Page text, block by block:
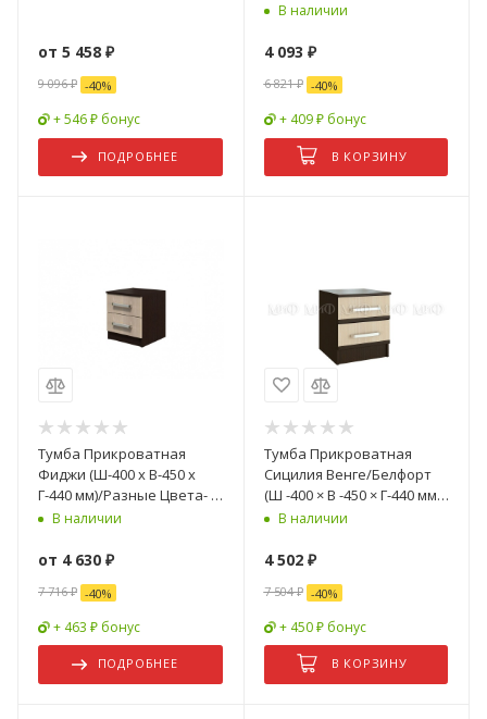
от 5 458 ₽
9 096 ₽ -40%
+ 546 ₽ бонус
ПОДРОБНЕЕ
В наличии
4 093 ₽
6 821₽ -40%
+ 409 ₽ бонус
В КОРЗИНУ
Тумба Прикроватная
Фиджи (Ш-400 х В-450 х
Г-440 мм)/Разные Цвета- 2
штВ наличии
от 4 630 ₽
7 716 ₽ -40%
+ 463 ₽ бонус
ПОДРОБНЕЕ
Тумба Прикроватная
Сицилия Венге/Белфорт
(Ш -400 × В -450 × Г-440 мм)-
2 штВ наличии
4 502₽
7 504₽ -40%
+ 450 ₽ бонус
В КОРЗИНУ